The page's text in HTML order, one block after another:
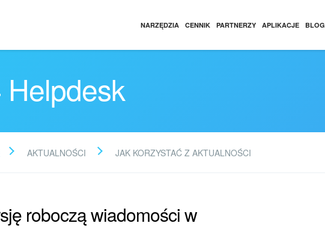
NARZĘDZIA CENNIK PARTNERZY APLIKACJE BLOG
Helpdesk
AKTUALNOŚCI JAK KORZYSTAĆ Z AKTUALNOŚCI
roboczą wiadomości w